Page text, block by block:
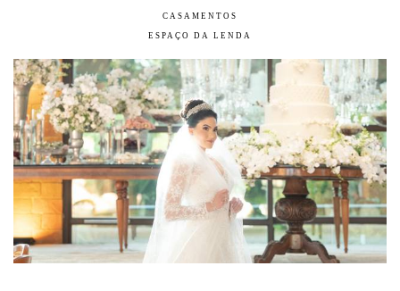
CASAMENTOS
ESPAÇO DA LENDA